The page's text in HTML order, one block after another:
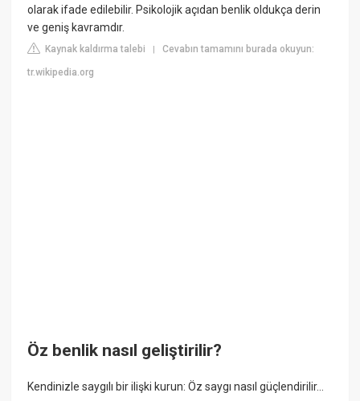
olarak ifade edilebilir. Psikolojik açıdan benlik oldukça derin
ve geniş kavramdır.
Kaynak kaldırma talebi |Cevabın tamamını burada okuyun:
tr.wikipedia.org
Öz benlik nasıl geliştirilir?
Kendinizle saygılı bir ilişki kurun: Öz saygı nasıl güçlendirilir...